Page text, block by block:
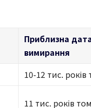
Приблизна
вимирання
10-12 тис. років
11 тис. років